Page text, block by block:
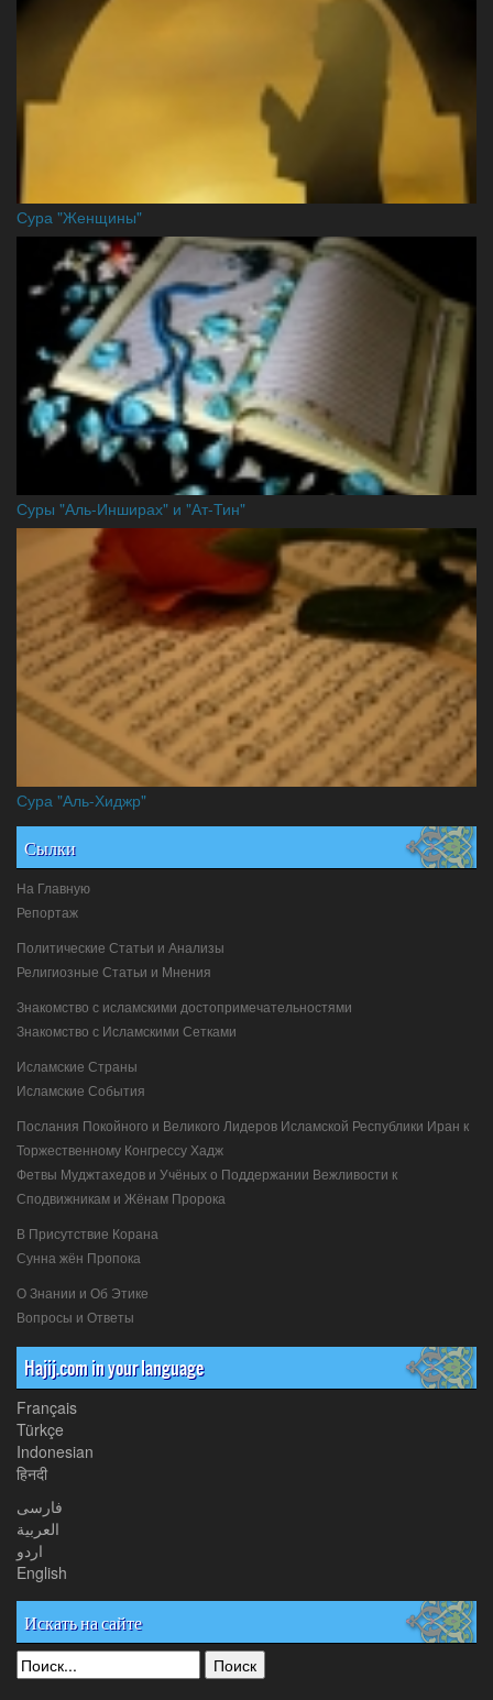
Сура "Женщины"
Суры "Аль-Инширах" и "Ат-Тин"
Сура "Аль-Хиджр"
Сылки
На Главную
Репортаж
Политические Статьи и Анализы
Религиозные Статьи и Мнения
Знакомство с исламскими достопримечательностями
Знакомство с Исламскими Сетками
Исламские Страны
Исламские События
Послания Покойного и Великого Лидеров Исламской Республики Иран к
Торжественному Конгрессу Хадж
Фетвы Муджтахедов и Учёных о Поддержании Вежливости к
Сподвижникам и Жёнам Пророка
В Присутствие Корана
Сунна жён Пропока
О Знании и Об Этике
Вопросы и Ответы
Hajij.com in your language
Français
Türkçe
Indonesian
हिनदी
فارسی
العربیة
اردو
English
Искать на сайте